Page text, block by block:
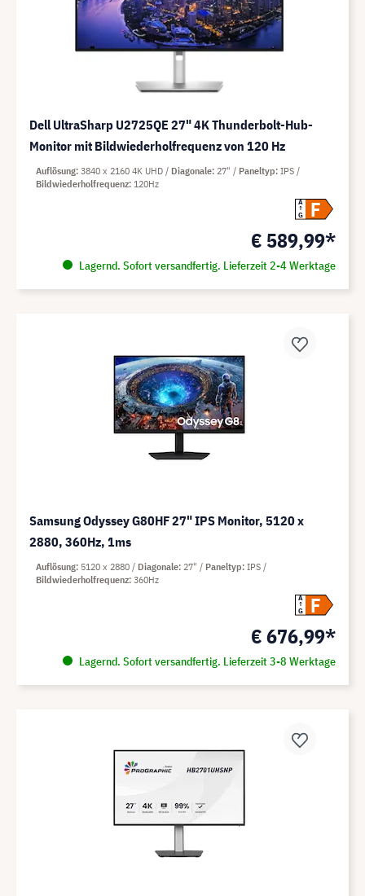
Dell UltraSharp U2725QE 27" 4K Thunderbolt-Hub-
Monitor mit Bildwiederholfrequenz von 120 Hz
A
G
F
€ 589,99*
Lagernd. Sofort versandfertig. Lieferzeit 2-4 Werktage
Auflösung 3840 x 2160 4K UHD Diagonale 27" Paneltyp IPS
Bildwiederholfrequenz 120Hz
Samsung Odyssey G80HF 27" IPS Monitor, 5120 x
2880, 360Hz, 1ms
A
G
F
€ 676,99*
Lagernd. Sofort versandfertig. Lieferzeit 3-8 Werktage
Auflösung 5120 x 2880 Diagonale 27" Paneltyp IPS
Bildwiederholfrequenz 360Hz